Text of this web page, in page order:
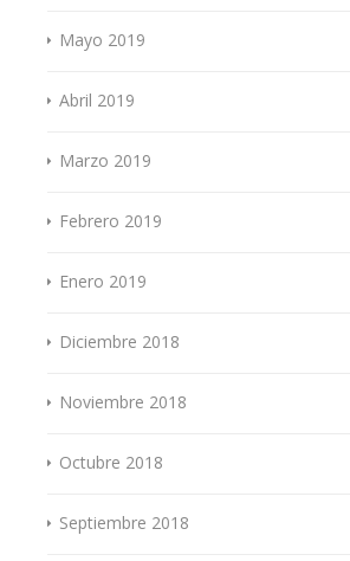
Mayo 2019
Abril 2019
Marzo 2019
Febrero 2019
Enero 2019
Diciembre 2018
Noviembre 2018
Octubre 2018
Septiembre 2018